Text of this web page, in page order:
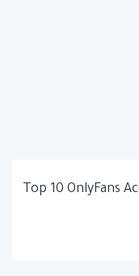
Top 10 OnlyFans